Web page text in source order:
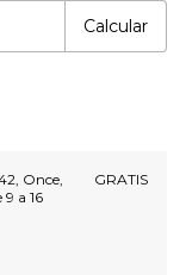
Calcular
Once,
a 16
GRATIS